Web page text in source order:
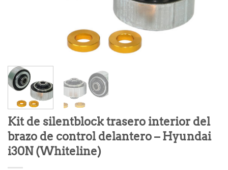
Kit de silentblock trasero interior del
brazo de control delantero – Hyundai
i30N (Whiteline)